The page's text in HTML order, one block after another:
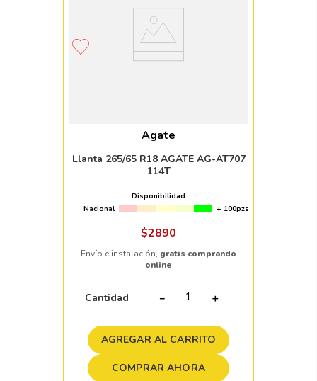
Agate
Llanta 265/65 R18 AGATE AG-AT707
114T
Disponibilidad
Nacional
+ 100pzs
$2890
Envío e instalación, gratis comprando
online
Cantidad ＋
－
AGREGAR AL CARRITO
COMPRAR AHORA